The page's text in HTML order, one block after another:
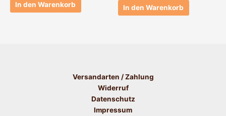
In den Warenkorb In den Warenkorb
Versandarten / Zahlung
Widerruf
Datenschutz
Impressum